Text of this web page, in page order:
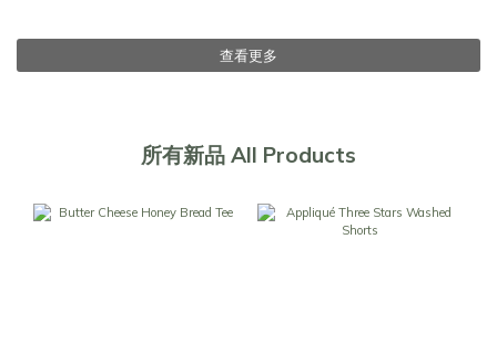
查看更多
所有新品 All Products